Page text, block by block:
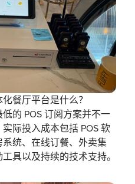
餐厅平台是什么？
的 POS 订阅方案并不一
际投入成本包括 POS 软
统、在线订餐、外卖集
具以及持续的技术支持。